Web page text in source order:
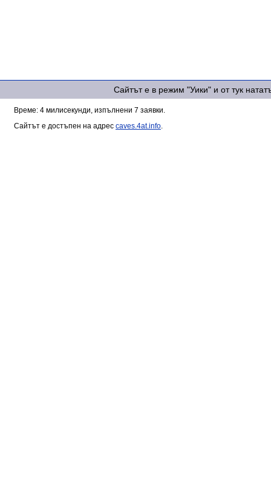
Сайтът е в режим "Уики" и от тук
Време: 4 милисекунди, изпълнени 7 заявки.
Сайтът е достъпен на адрес caves.4at.info.